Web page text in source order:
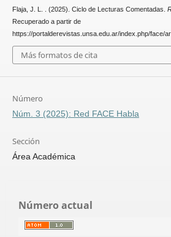
Flaja, J. L. . (2025). Ciclo de Lecturas Comentadas.
Recuperado a partir de
https://portalderevistas.unsa.edu.ar/index.php/face/
Más formatos de cita
Número
Núm. 3 (2025): Red FACE Habla
Sección
Área Académica
Número actual